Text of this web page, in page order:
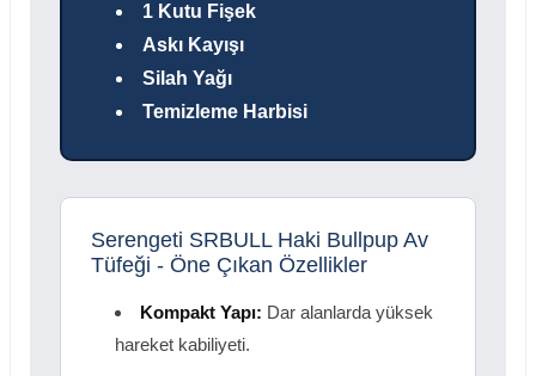
1 Kutu Fişek
Askı Kayışı
Silah Yağı
Temizleme Harbisi
Serengeti SRBULL Haki Bullpup Av
Tüfeği - Öne Çıkan Özellikler
Kompakt Yapı: Dar alanlarda yüksek
hareket kabiliyeti.